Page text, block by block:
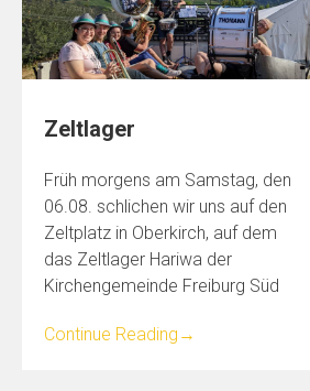
Zeltlager
Früh morgens am Samstag, den
06.08. schlichen wir uns auf den
Zeltplatz in Oberkirch, auf dem
das Zeltlager Hariwa der
Kirchengemeinde Freiburg Süd
Continue Reading →